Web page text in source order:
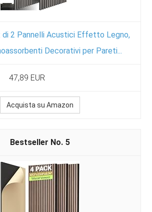
2 Pannelli Acustici Effetto Legno,
Decorativi per Pareti...
47,89 EUR
Acquista su Amazon
5